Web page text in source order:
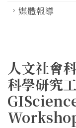
媒體報導
人文社會
科學研究